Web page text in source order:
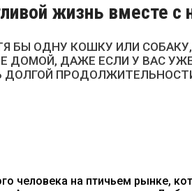
жизнь вместе с
БЫ ОДНУ КОШКУ ИЛИ
ДАЖЕ ЕСЛИ У ВАС
ДОЛГОЙ
человека на птичьем рынке,